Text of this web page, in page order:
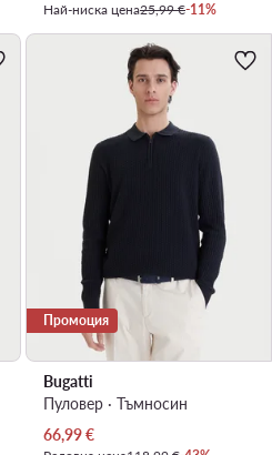
Най-ниска цена25,99 €-11%
Промоция
Bugatti
Пуловер · Тъмносин
Актуална цена
66,99€